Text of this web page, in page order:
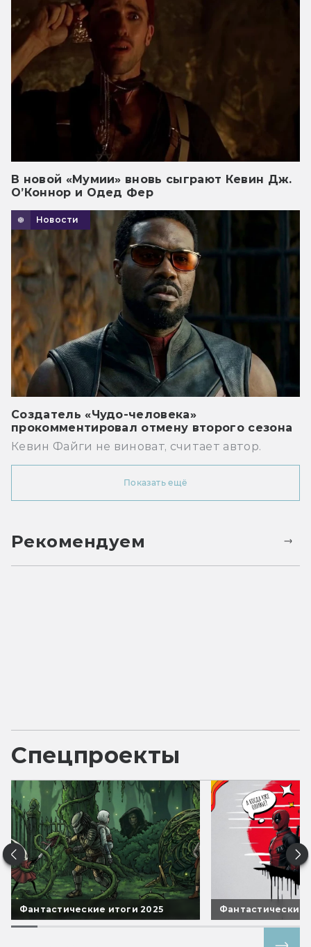
В новой «Мумии» вновь сыграют Кевин Дж.
О’Коннор и Одед Фер
Новости
Создатель «Чудо-человека»
прокомментировал отмену второго сезона
Кевин Файги не виноват, считает автор.
Показать ещё
Рекомендуем
Спецпроекты
Фантастические итоги 2025 Фантастические